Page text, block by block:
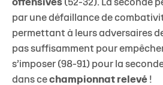
offensives (52-32). La seconde
par une défaillance de
permettant à leurs adversaires
pas suffisamment pour
s’imposer (98-91) pour la
dans ce championnat relevé !